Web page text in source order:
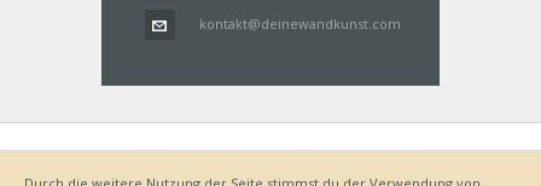
kontakt@deinewandkunst.com
Datenschutz
Lieferung